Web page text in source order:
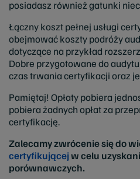
posiadasz również gatunki
Łączny koszt pełnej usługi
obejmować koszty podróży
dotyczące na przykład
Dobre przygotowane do
czas trwania certyfikacji oraz
Pamiętaj! Opłaty pobiera
pobiera żadnych opłat za
certyfikację.
Zalecamy zwrócenie się do
certyfikującejw celu
porównawczych.